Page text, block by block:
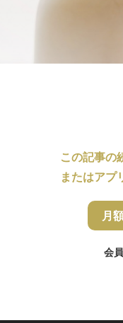
この記事の
またはアプ
月
会